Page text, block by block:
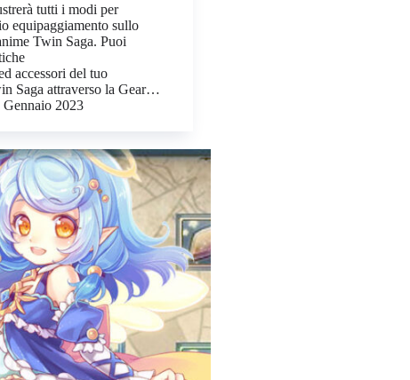
tutti i modi per
equipaggiamento sullo
Twin Saga. Puoi
accessori del tuo
Saga attraverso la Gear…
Gennaio 2023